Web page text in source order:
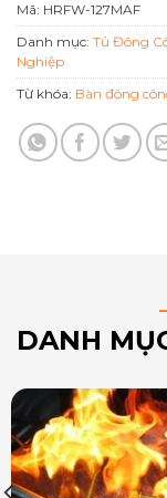
Mã: HRFW-127MAF
Danh mục: Tủ Đông
Nghiệp
Từ khóa: Bàn đông
DANH